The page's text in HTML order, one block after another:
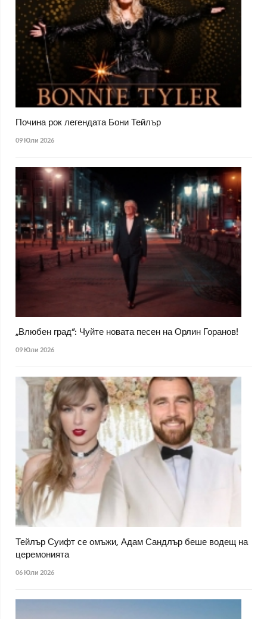
Почина рок легендата Бони Тейлър
09 Юли 2026
„Влюбен град“: Чуйте новата песен на Орлин Горанов!
09 Юли 2026
Тейлър Суифт се омъжи, Адам Сандлър беше водещ на
церемонията
06 Юли 2026